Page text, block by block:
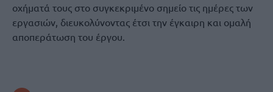
οχήματά τους στο συγκεκριμένο σημείο τις ημέρες των
εργασιών, διευκολύνοντας έτσι την έγκαιρη και ομαλή
αποπεράτωση του έργου.